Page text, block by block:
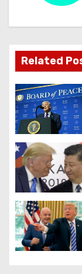
s
i
p
o
s
Related